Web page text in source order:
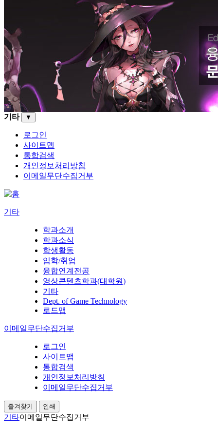
기타 ▼
로그인
사이트맵
통합검색
개인정보처리방침
이메일무단수집거부
기타
학과소개
학과소식
학생활동
입학/취업
융합연계전공
영상콘텐츠학과(대학원)
기타
Dept. of Game Technology
로드맵
이메일무단수집거부
로그인
사이트맵
통합검색
개인정보처리방침
이메일무단수집거부
즐겨찾기 인쇄
기타이메일무단수집거부